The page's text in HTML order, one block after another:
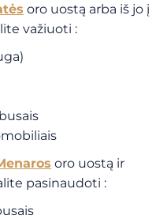
oro uostą arba iš jo į
važiuoti :
oro uostą ir
pasinaudoti :